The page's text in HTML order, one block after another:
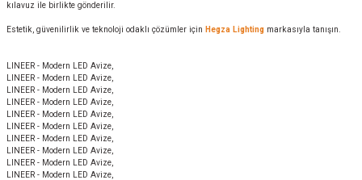
kılavuz ile birlikte gönderilir.
Estetik, güvenilirlik ve teknoloji odaklı çözümler için Hegza Lighting markasıyla tanışın.
LINEER - Modern LED Avize,
LINEER - Modern LED Avize,
LINEER - Modern LED Avize,
LINEER - Modern LED Avize,
LINEER - Modern LED Avize,
LINEER - Modern LED Avize,
LINEER - Modern LED Avize,
LINEER - Modern LED Avize,
LINEER - Modern LED Avize,
LINEER - Modern LED Avize,